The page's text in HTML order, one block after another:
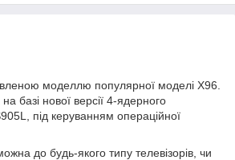
моделлю популярної моделі X96.
базі нової версії 4-ядерного
під керуванням операційної
до будь-якого типу телевізорів, чи